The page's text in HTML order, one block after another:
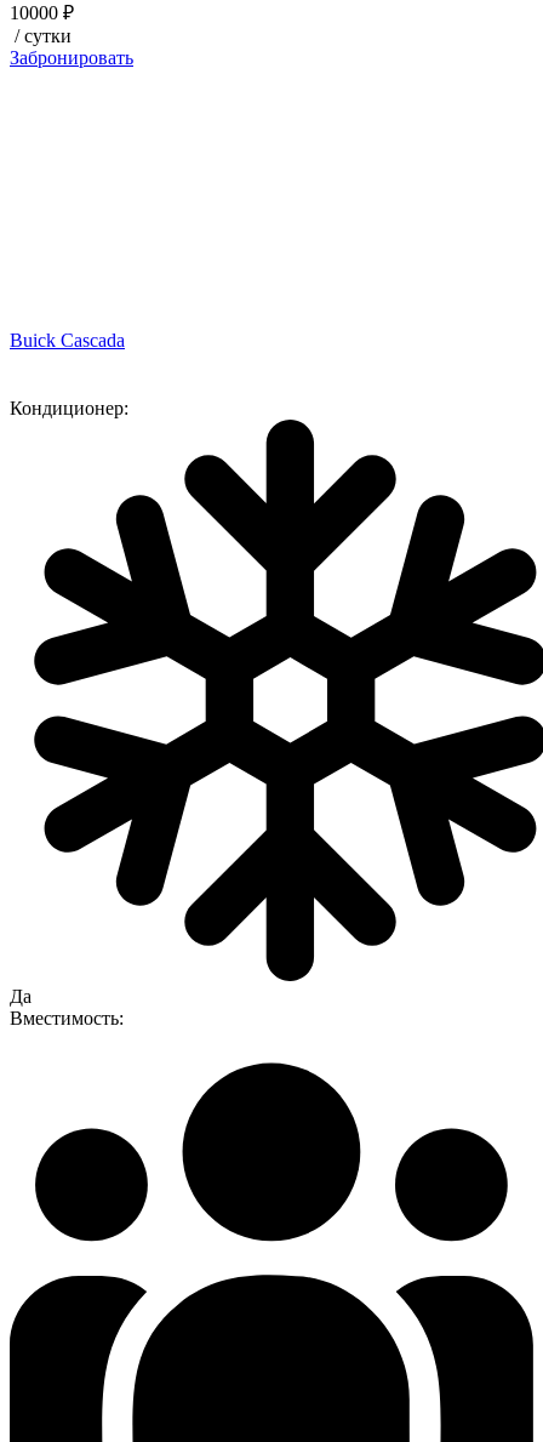
10000 ₽
/ сутки
Забронировать
Buick Cascada
Кондиционер:
Да
Вместимость: